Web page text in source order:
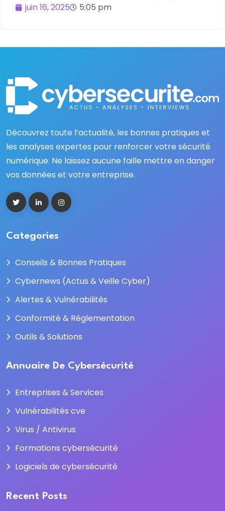
juin 16, 2025
5:05 pm
Découvrez toute l’actualité, les bonnes pratiques et
les analyses expertes pour renforcer votre sécurité
numérique. Ne laissez aucune faille mettre en danger
vos données et votre entreprise.
Categories
Conseils & Bonnes Pratiques
Cybernews (Actus & Veille Cyber)
Alertes & Vulnérabilités
Conformité & Réglementation
Outils & Solutions
Annuaire De Cybersécurité
Entreprises & Services
Vulnérabilités cve
Virus / Antivirus
Formations cybersécurité
Logiciels de cybersécurité
Recent Posts